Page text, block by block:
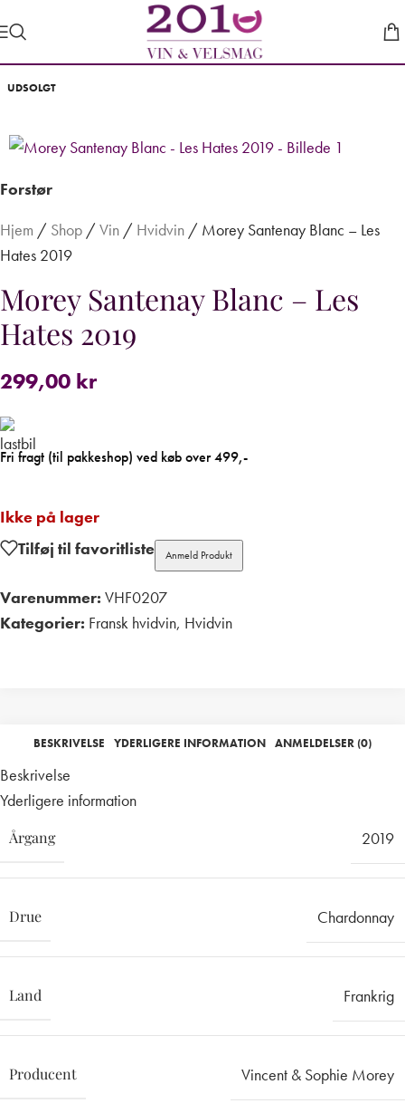
UDSOLGT
Forstør
Hjem / Shop / Vin / Hvidvin / Morey Santenay Blanc – Les
Hates 2019
Morey Santenay Blanc – Les
Hates 2019
299,00 kr
Fri fragt (til pakkeshop) ved køb over 499,-
Ikke på lager
Tilføj til favoritliste
Anmeld Produkt
Varenummer: VHF0207
Kategorier: Fransk hvidvin, Hvidvin
BESKRIVELSE YDERLIGERE INFORMATION ANMELDELSER (0)
Beskrivelse
Yderligere information
Årgang 2019
Drue Chardonnay
Land Frankrig
Producent Vincent & Sophie Morey